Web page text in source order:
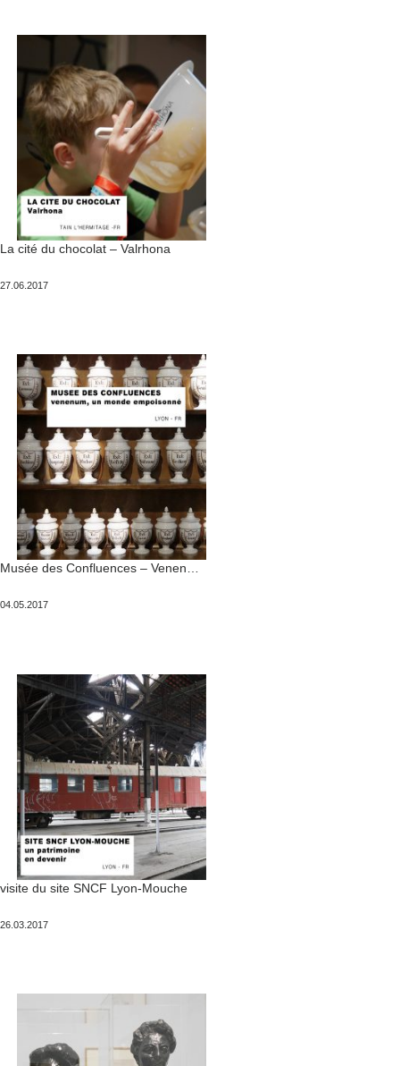
La cité du chocolat – Valrhona
Publié
27.06.2017
Musée des Confluences – Venenum, un monde empoisonné
Publié
04.05.2017
visite du site SNCF Lyon-Mouche
Publié
26.03.2017